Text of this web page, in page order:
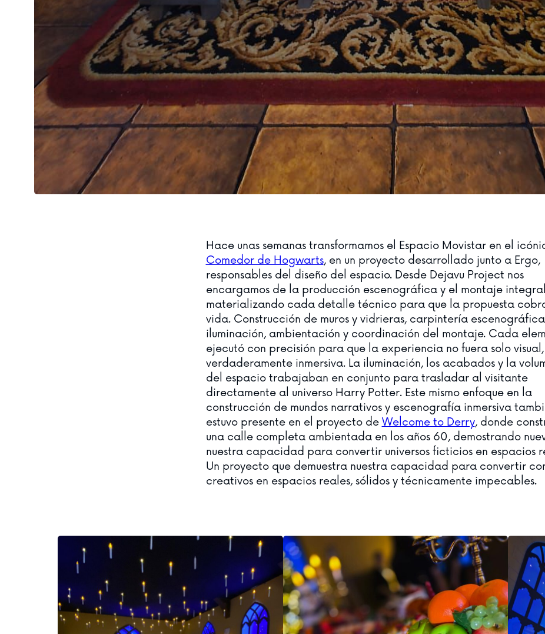
Hace unas semanas transformamos el Espacio Movistar en el
Comedor de Hogwarts, en un proyecto desarrollado junto a Ergo,
responsables del diseño del espacio. Desde Dejavu Project nos
encargamos de la producción escenográfica y el montaje
materializando cada detalle técnico para que la propuesta
vida. Construcción de muros y vidrieras, carpintería
iluminación, ambientación y coordinación del montaje. Cada
ejecutó con precisión para que la experiencia no fuera solo visual,
verdaderamente inmersiva. La iluminación, los acabados y la
del espacio trabajaban en conjunto para trasladar al visitante
directamente al universo Harry Potter. Este mismo enfoque en la
construcción de mundos narrativos y escenografía inmersiva
estuvo presente en el proyecto de Welcome to Derry, donde
una calle completa ambientada en los años 60, demostrando
nuestra capacidad para convertir universos ficticios en espacios
Un proyecto que demuestra nuestra capacidad para convertir
creativos en espacios reales, sólidos y técnicamente impecables.